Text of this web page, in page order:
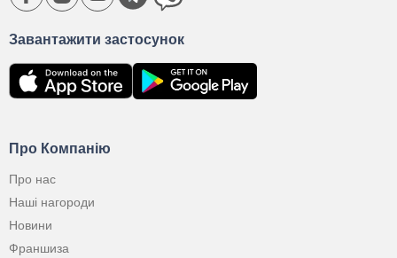
Про Компанію
Про нас
Наші нагороди
Новини
Франшиза
Завантажити застосунок